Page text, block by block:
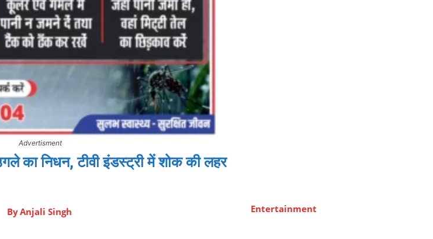
Advertisment
का निधन, टीवी इंडस्ट्री में शोक की लहर
ByAnjali Singh Entertainment